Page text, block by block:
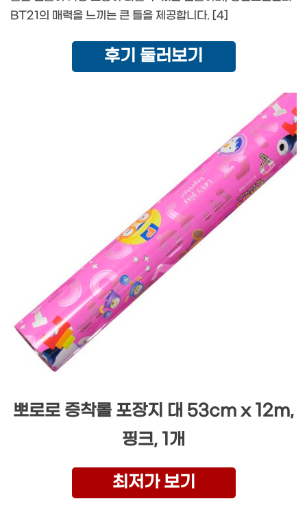
BT21의 매력을 느끼는 큰 틀을 제공합니다. [4]
후기 둘러보기
뽀로로 증착롤 포장지 대 53cm x 12m,
핑크, 1개
최저가 보기